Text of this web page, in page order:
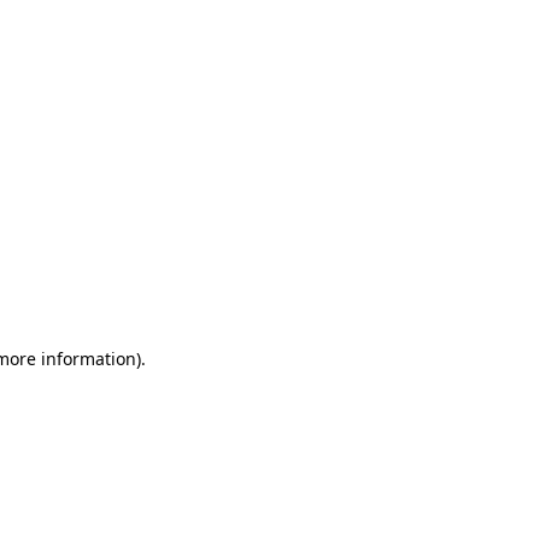
information).